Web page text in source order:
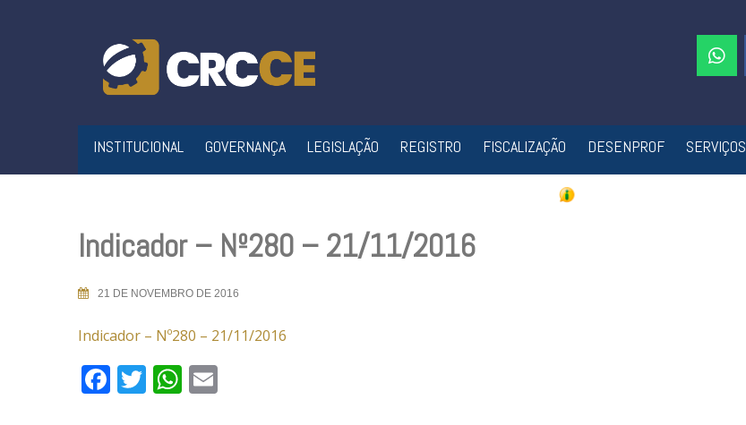
INSTITUCIONAL GOVERNANÇA LEGISLAÇÃO REGISTRO FISCALIZAÇÃO DESENPROF SERVIÇOS
Indicador – Nº280 – 21/11/2016
21 DE NOVEMBRO DE 2016
Indicador – Nº280 – 21/11/2016
Facebook
TwitterWhatsApp